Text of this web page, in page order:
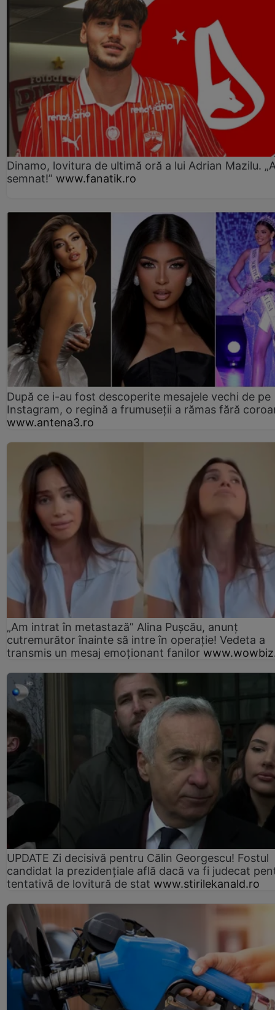
Dinamo, lovitura de ultimă oră a lui Adrian Mazilu.
semnat!” www.fanatik.ro
După ce i-au fost descoperite mesajele vechi de pe
Instagram, o regină a frumuseții a rămas fără
www.antena3.ro
„Am intrat în metastază” Alina Pușcău, anunț
cutremurător înainte să intre în operație! Vedeta a
transmis un mesaj emoționant fanilor
UPDATE Zi decisivă pentru Călin Georgescu! Fostul
candidat la prezidențiale află dacă va fi judecat
tentativă de lovitură de stat www.stirilekanald.ro